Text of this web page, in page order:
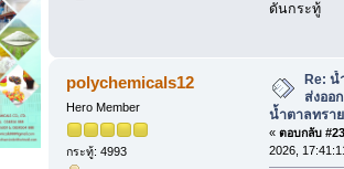
ดันกระทู้
polychemicals12
Hero Member
กระทู้: 4993
Re: น้
ส่งออ
น้ำตาลทรา
« ตอบกลับ
2026,